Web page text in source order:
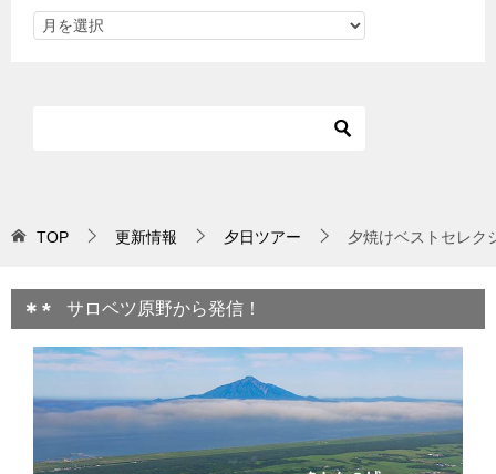
TOP 更新情報 夕日ツアー 夕焼けベストセレク
サロベツ原野から発信！